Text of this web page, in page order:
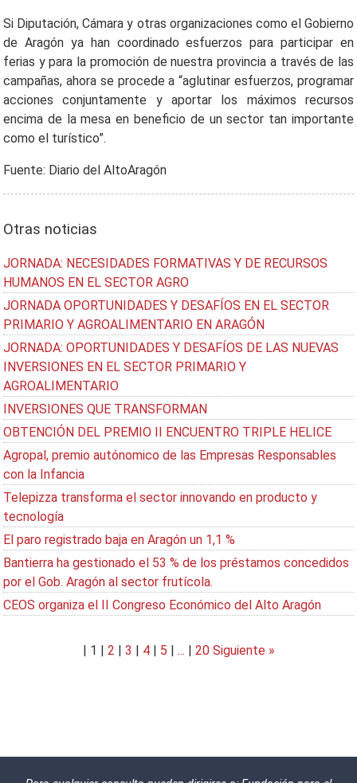
Si Diputación, Cámara y otras organizaciones como el Gobierno
de Aragón ya han coordinado esfuerzos para participar en
ferias y para la promoción de nuestra provincia a través de las
campañas, ahora se procede a “aglutinar esfuerzos, programar
acciones conjuntamente y aportar los máximos recursos
encima de la mesa en beneficio de un sector tan importante
como el turístico”.
Fuente: Diario del AltoAragón
Otras noticias
JORNADA: NECESIDADES FORMATIVAS Y DE RECURSOS
HUMANOS EN EL SECTOR AGRO
JORNADA OPORTUNIDADES Y DESAFÍOS EN EL SECTOR
PRIMARIO Y AGROALIMENTARIO EN ARAGÓN
JORNADA: OPORTUNIDADES Y DESAFÍOS DE LAS NUEVAS
INVERSIONES EN EL SECTOR PRIMARIO Y
AGROALIMENTARIO
INVERSIONES QUE TRANSFORMAN
OBTENCIÓN DEL PREMIO II ENCUENTRO TRIPLE HELICE
Agropal, premio autónomico de las Empresas Responsables
con la Infancia
Telepizza transforma el sector innovando en producto y
tecnología
El paro registrado baja en Aragón un 1,1 %
Bantierra ha gestionado el 53 % de los préstamos concedidos
por el Gob. Aragón al sector frutícola.
CEOS organiza el II Congreso Económico del Alto Aragón
| 1 | 2 | 3 | 4| 5 | ... | 20Siguiente »